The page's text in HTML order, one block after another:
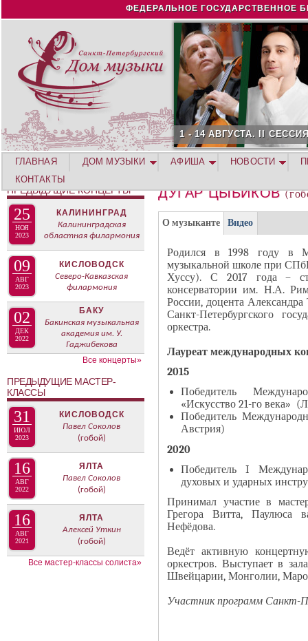
Jump to navigation
ФЕДЕРАЛЬНОЕ ГОСУДАРСТВЕННОЕ
1 - 14 АВГУСТА. II
ДУГАР ЦЫБИКОВ
Г
У
П
П
А
В
Д
П
Н
И
Е
Л
Я
О музыканте(
а
т
и
в
н
я
к
л
а
д
а
)
Видео
Родился в 1998 году в
музыкальной школе при
Хуссу). С 2017 года –
консерватории им. Н.А.
России, доцента
Санкт-Петербургского
оркестра.
Лауреат международных
2015
Победитель
«Искусство 21-го века»
Победитель
Австрия)
2020
Победитель I
духовых и ударных
Принимал участие в
Грегора Витта, Паулюса
Нефёдова.
Ведёт активную
оркестров. Выступает в
Швейцарии, Монголии,
Участник программ Санкт-
ГЛАВНАЯ ДОМ МУЗЫКИ АФИША НОВОСТИ
КОНТАКТЫ
ПРЕДЫДУЩИЕ КОНЦЕРТЫ
25
НОЯ
2023
КАЛИНИНГРАД
Калининградская
областная филармония
09
АВГ
2023
КИСЛОВОДСК
Северо-Кавказская
филармония
02
ДЕК
2022
БАКУ
Бакинская музыкальная
академия им. У.
Гаджибекова
Все концерты»
ПРЕДЫДУЩИЕ МАСТЕР-
КЛАССЫ
31
ИЮЛ
2023
КИСЛОВОДСК
Павел Соколов
(гобой)
16
АВГ
2022
ЯЛТА
Павел Соколов
(гобой)
16
АВГ
2021
ЯЛТА
Алексей Уткин
(гобой)
Все мастер-классы солиста»